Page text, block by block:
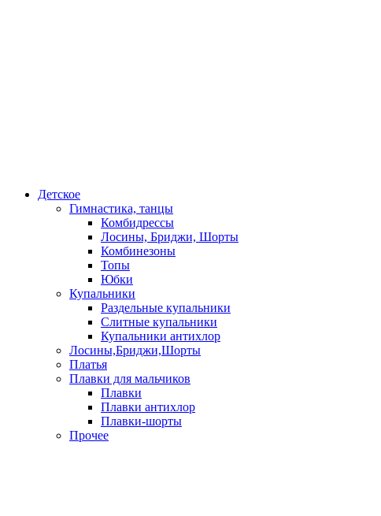
Детское
Гимнастика, танцы
Комбидрессы
Лосины, Бриджи, Шорты
Комбинезоны
Топы
Юбки
Купальники
Раздельные купальники
Слитные купальники
Купальники антихлор
Лосины,Бриджи,Шорты
Платья
Плавки для мальчиков
Плавки
Плавки антихлор
Плавки-шорты
Прочее